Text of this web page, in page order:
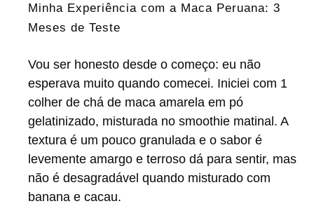
Minha Experiência com a Maca Peruana: 3
Meses de Teste
Vou ser honesto desde o começo: eu não
esperava muito quando comecei. Iniciei com 1
colher de chá de maca amarela em pó
gelatinizado, misturada no smoothie matinal. A
textura é um pouco granulada e o sabor é
levemente amargo e terroso dá para sentir, mas
não é desagradável quando misturado com
banana e cacau.